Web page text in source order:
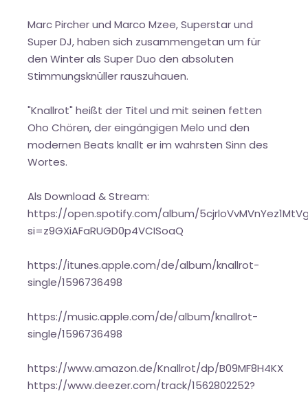
Marc Pircher und Marco Mzee, Superstar und
Super DJ, haben sich zusammengetan um für
den Winter als Super Duo den absoluten
Stimmungsknüller rauszuhauen.
"Knallrot" heißt der Titel und mit seinen fetten
Oho Chören, der eingängigen Melo und den
modernen Beats knallt er im wahrsten Sinn des
Wortes.
Als Download & Stream:
https://open.spotify.com/album/
si=z9GXiAFaRUGD0p4VCISoaQ
https://itunes.apple.com/de/album/knallrot-
single/1596736498
https://music.apple.com/de/album/knallrot-
single/1596736498
https://www.amazon.de/Knallrot/dp/B09MF8H4KX
https://www.deezer.com/track/1562802252?